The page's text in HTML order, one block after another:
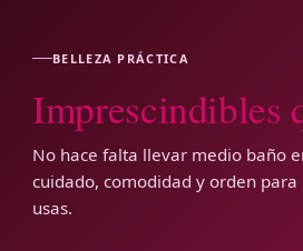
BELLEZA PRÁCTICA
Imprescindibles
No hace falta llevar medio baño
cuidado, comodidad y orden
usas.